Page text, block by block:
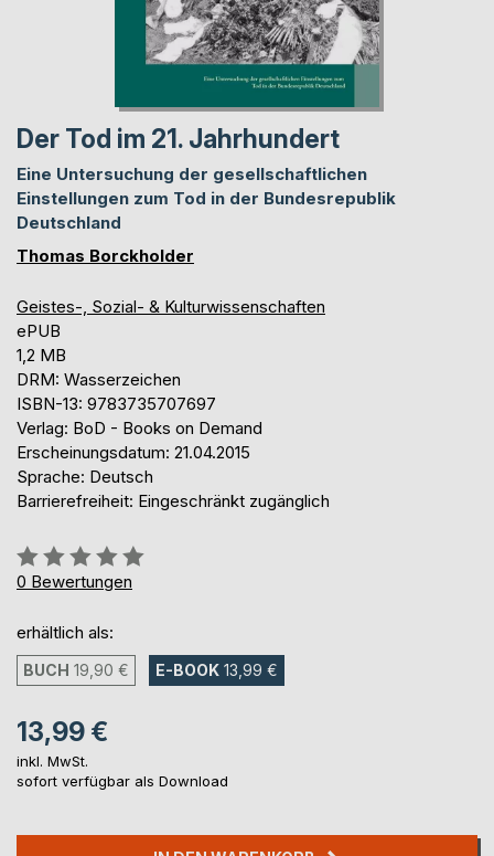
Der Tod im 21. Jahrhundert
Eine Untersuchung der gesellschaftlichen
Einstellungen zum Tod in der Bundesrepublik
Deutschland
Thomas Borckholder
Geistes-, Sozial- & Kulturwissenschaften
ePUB
1,2 MB
DRM: Wasserzeichen
ISBN-13: 9783735707697
Verlag: BoD - Books on Demand
Erscheinungsdatum: 21.04.2015
Sprache: Deutsch
Barrierefreiheit: Eingeschränkt zugänglich
Bewertung::
0%
0 Bewertungen
erhältlich als:
BUCH 19,90 € E-BOOK 13,99 €
13,99 €
inkl. MwSt.
sofort verfügbar als Download